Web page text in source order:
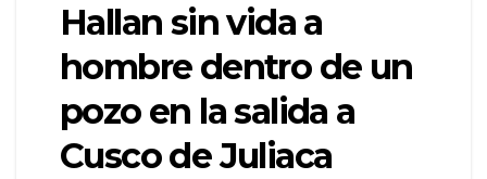
Hallan sin vida a
hombre dentro de un
pozo en la salida a
Cusco de Juliaca